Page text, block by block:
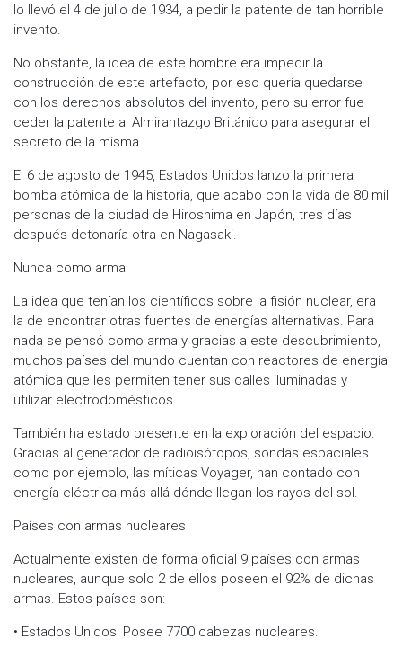
lo llevó el 4 de julio de 1934, a pedir la patente de tan horrible
invento.
No obstante, la idea de este hombre era impedir la
construcción de este artefacto, por eso quería quedarse
con los derechos absolutos del invento, pero su error fue
ceder la patente al Almirantazgo Británico para asegurar el
secreto de la misma.
El 6 de agosto de 1945, Estados Unidos lanzo la primera
bomba atómica de la historia, que acabo con la vida de 80 mil
personas de la ciudad de Hiroshima en Japón, tres días
después detonaría otra en Nagasaki.
Nunca como arma
La idea que tenían los científicos sobre la fisión nuclear, era
la de encontrar otras fuentes de energías alternativas. Para
nada se pensó como arma y gracias a este descubrimiento,
muchos países del mundo cuentan con reactores de energía
atómica que les permiten tener sus calles iluminadas y
utilizar electrodomésticos.
También ha estado presente en la exploración del espacio.
Gracias al generador de radioisótopos, sondas espaciales
como por ejemplo, las míticas Voyager, han contado con
energía eléctrica más allá dónde llegan los rayos del sol.
Países con armas nucleares
Actualmente existen de forma oficial 9 países con armas
nucleares, aunque solo 2 de ellos poseen el 92% de dichas
armas. Estos países son:
• Estados Unidos: Posee 7700 cabezas nucleares.